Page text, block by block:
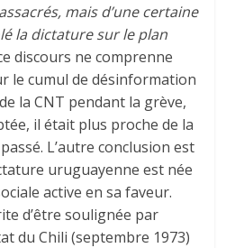
mais d’une certaine
la dictature sur le plan
discours ne comprenne
le cumul de désinformation
la CNT pendant la grève,
il était plus proche de la
L’autre conclusion est
uruguayenne est née
active en sa faveur.
d’être soulignée par
du Chili (septembre 1973)